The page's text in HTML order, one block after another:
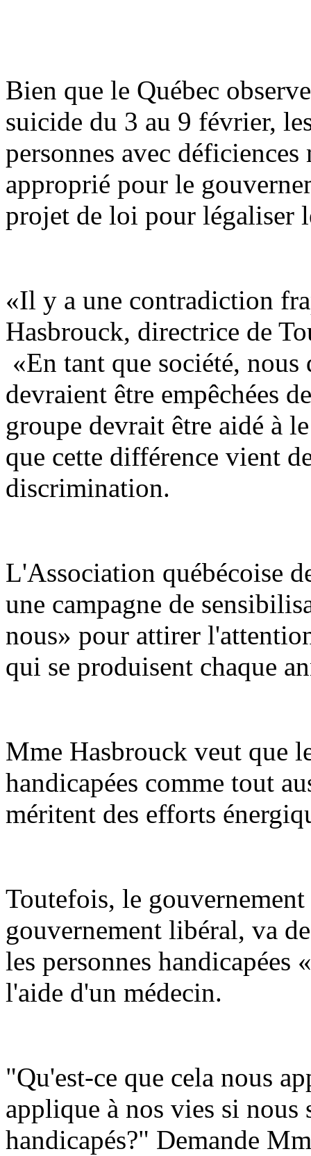
Bien que le Québec
suicide du 3 au 9 février,
personnes avec
approprié pour le
projet de loi pour légaliser
«Il y a une contradiction
Hasbrouck, directrice de
«En tant que société, nous
devraient être empêchées
groupe devrait être aidé à
que cette différence vient
discrimination.
L'Association québécoise
une campagne de
nous» pour attirer
qui se produisent chaque
Mme Hasbrouck veut que
handicapées comme tout
méritent des efforts
Toutefois, le
gouvernement libéral, va
les personnes handicapées
l'aide d'un médecin.
"Qu'est-ce que cela nous
applique à nos vies si nous
handicapés?" Demande